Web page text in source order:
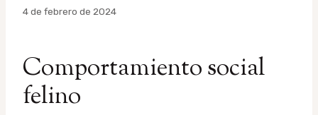
Por
4 de febrero de 2024
Comportamiento social
felino